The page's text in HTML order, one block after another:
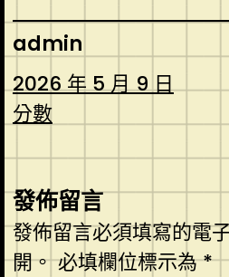
admin
2026 年 5 月 9 日
分數
發佈留言
發佈留言必須填寫的電
開。必填欄位標示為*